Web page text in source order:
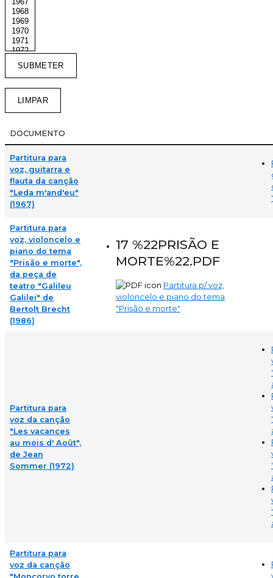
DOCUMENTO
Partitura para
voz, guitarra e
flauta da canção
"Leda m'and'eu"
(1967)
Partitura para
voz, violoncelo e
piano do tema
"Prisão e morte",
da peça de
teatro "Galileu
Galilei" de
Bertolt Brecht
(1986)
17 %22PRISÃO E
MORTE%22.PDF
Partitura p/ voz,
violoncelo e piano do tema
"Prisão e morte"
Partitura para
voz da canção
"Les vacances
au mois d' Août",
de Jean
Sommer (1972)
Partitura para
voz da canção